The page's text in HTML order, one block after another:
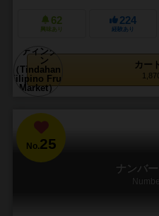
62
興味あり
224
経験あり
カー
No.25
ナンバ